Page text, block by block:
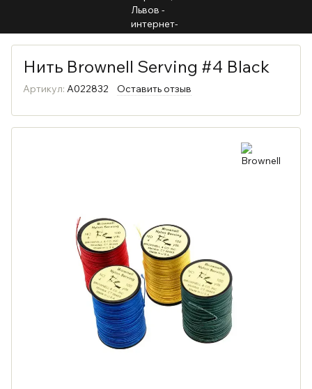
Нить Brownell Serving #4 Black
Артикул: A022832 Оставить отзыв